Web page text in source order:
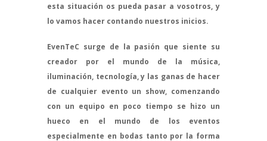
esta situación os pueda pasar a vosotros, y
lo vamos hacer contando nuestros inicios.
EvenTeC surge de la pasión que siente su
creador por el mundo de la música,
iluminación, tecnología, y las ganas de hacer
de cualquier evento un show, comenzando
con un equipo en poco tiempo se hizo un
hueco en el mundo de los eventos
especialmente en bodas tanto por la forma